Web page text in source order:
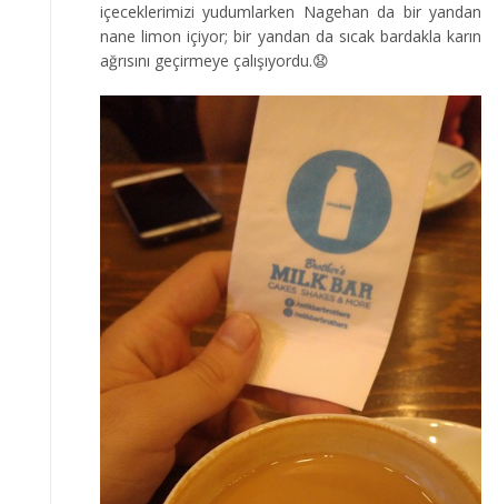
içeceklerimizi yudumlarken Nagehan da bir yandan
nane limon içiyor; bir yandan da sıcak bardakla karın
ağrısını geçirmeye çalışıyordu.😧